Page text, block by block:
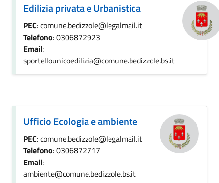
Edilizia privata e Urbanistica
PEC: comune.bedizzole@legalmail.it
Telefono: 0306872923
Email:
sportellounicoedilizia@comune.bedizzole.bs.it
Ufficio Ecologia e ambiente
PEC: comune.bedizzole@legalmail.it
Telefono: 0306872717
Email:
ambiente@comune.bedizzole.bs.it